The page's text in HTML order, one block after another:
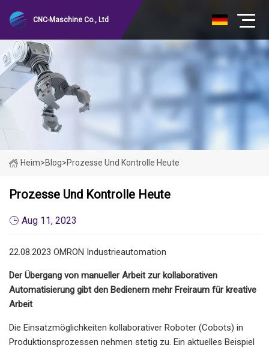
CNC-Maschine Co., Ltd
Heim>Blog>Prozesse Und Kontrolle Heute
Prozesse Und Kontrolle Heute
Aug 11, 2023
22.08.2023 OMRON Industrieautomation
Der Übergang von manueller Arbeit zur kollaborativen
Automatisierung gibt den Bedienern mehr Freiraum für kreative
Arbeit
Die Einsatzmöglichkeiten kollaborativer Roboter (Cobots) in
Produktionsprozessen nehmen stetig zu. Ein aktuelles Beispiel